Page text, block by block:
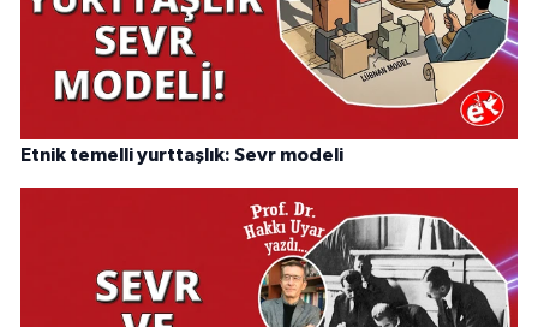
Etnik temelli yurttaşlık: Sevr modeli